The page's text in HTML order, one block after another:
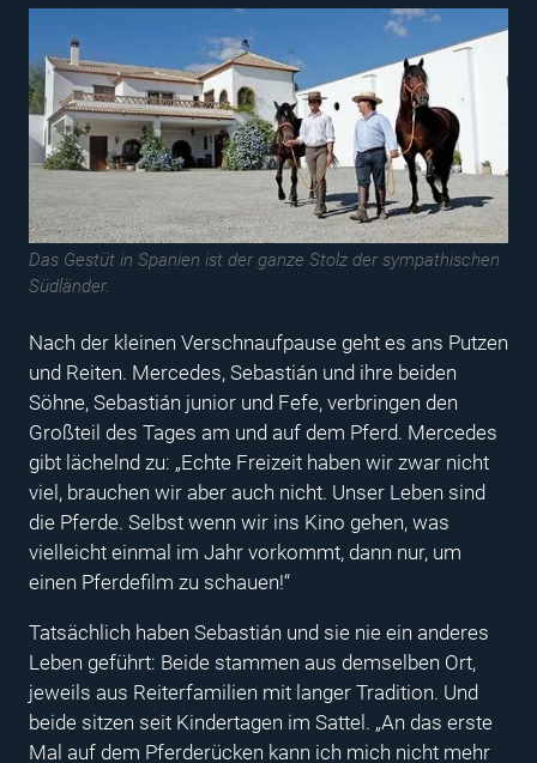
Das Gestüt in Spanien ist der ganze Stolz der sympathischen
Südländer.
Nach der kleinen Verschnaufpause geht es ans Putzen
und Reiten. Mercedes, Sebastián und ihre beiden
Söhne, Sebastián junior und Fefe, verbringen den
Großteil des Tages am und auf dem Pferd. Mercedes
gibt lächelnd zu: „Echte Freizeit haben wir zwar nicht
viel, brauchen wir aber auch nicht. Unser Leben sind
die Pferde. Selbst wenn wir ins Kino gehen, was
vielleicht einmal im Jahr vorkommt, dann nur, um
einen Pferdefilm zu schauen!“
Tatsächlich haben Sebastián und sie nie ein anderes
Leben geführt: Beide stammen aus demselben Ort,
jeweils aus Reiterfamilien mit langer Tradition. Und
beide sitzen seit Kindertagen im Sattel. „An das erste
Mal auf dem Pferderücken kann ich mich nicht mehr